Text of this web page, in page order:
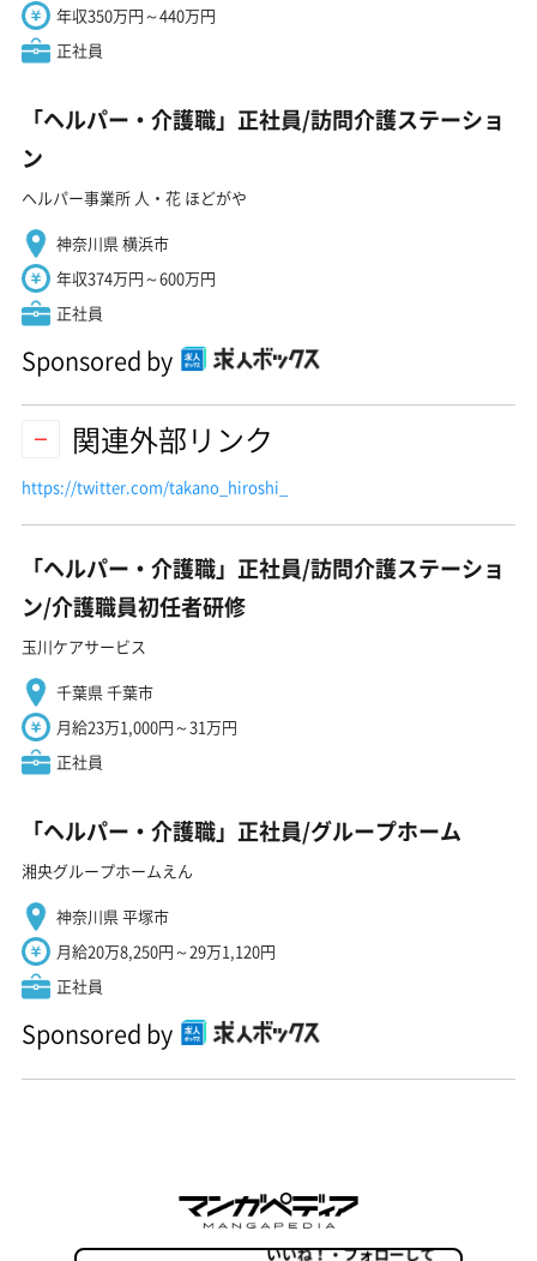
年収350万円～440万円
正社員
「ヘルパー・介護職」正社員/訪問介護ステーショ
ン
ヘルパー事業所 人・花 ほどがや
神奈川県 横浜市
年収374万円～600万円
正社員
Sponsored by
関連外部リンク
https://twitter.com/takano_hiroshi_
「ヘルパー・介護職」正社員/訪問介護ステーショ
ン/介護職員初任者研修
玉川ケアサービス
千葉県 千葉市
月給23万1,000円～31万円
正社員
「ヘルパー・介護職」正社員/グループホーム
湘央グループホームえん
神奈川県 平塚市
月給20万8,250円～29万1,120円
正社員
Sponsored by